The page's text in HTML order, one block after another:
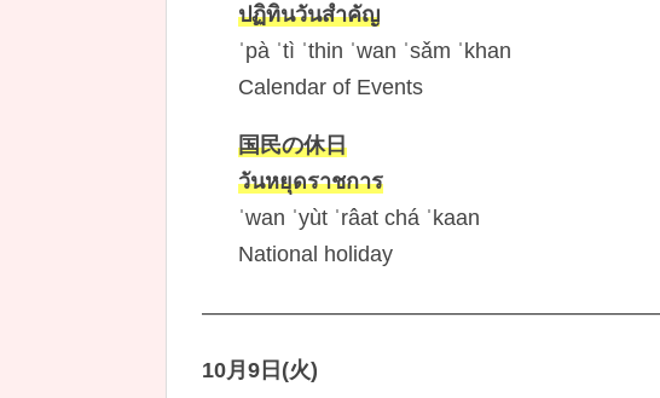
ปฏิทินวันสำคัญ
ˈpà ˈtì ˈthin ˈwan ˈsǎm ˈkhan
Calendar of Events
国民の休日
วันหยุดราชการ
ˈwan ˈyùt ˈrâat chá ˈkaan
National holiday
10月9日(火)